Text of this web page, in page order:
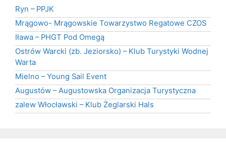
Ryn – PPJK
Mrągowo- Mrągowskie Towarzystwo Regatowe CZOS
Iława – PHGT Pod Omegą
Ostrów Warcki (zb. Jeziorsko) – Klub Turystyki Wodnej
Warta
Mielno – Young Sail Event
Augustów – Augustowska Organizacja Turystyczna
zalew Włocławski – Klub Żeglarski Hals